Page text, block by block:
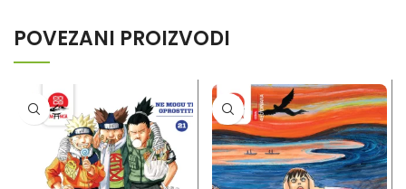
POVEZANI PROIZVODI